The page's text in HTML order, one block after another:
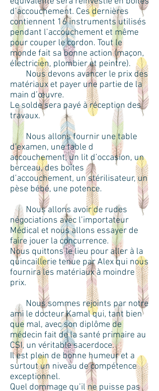
d’accouchement. Ces dernières
contiennent 16 instruments utilisés
pendant l’accouchement et même
pour couper le cordon. Tout le
monde fait sa bonne action (maçon,
électricien, plombier et peintre).
Nous devons avancer le prix des
matériaux et payer une partie de la
main d’œuvre.
Le solde sera payé à réception des
travaux.
Nous allons fournir une table
d’examen, une table d
accouchement, un lit d’occasion, un
berceau, des boîtes
d’accouchement, un stérilisateur, un
pèse bébé, une potence.
Nous allons avoir de rudes
négociations avec l’importateur
Médical et nous allons essayer de
faire jouer la concurrence.
Nous quittons le lieu pour aller à la
quincaillerie tenue par Alex qui nous
fournira les matériaux à moindre
prix.
Nous sommes rejoints par notre
ami le docteur Kamal qui, tant bien
que mal, avec son diplôme de
médecin fait de la santé primaire au
CSI, un véritable sacerdoce.
Il est plein de bonne humeur et a
surtout un niveau de compétence
exceptionnel.
Quel dommage qu’il ne puisse pas